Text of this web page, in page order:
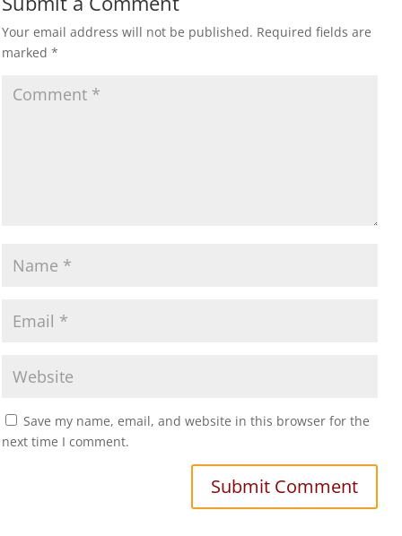
Your email address will not be published. Required fields are
marked *
Save my name, email, and website in this browser for the
next time I comment.